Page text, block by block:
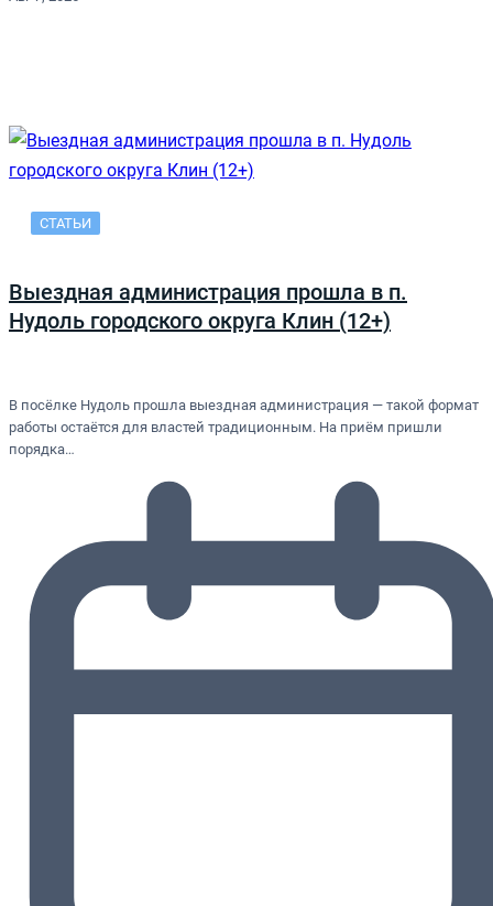
СТАТЬИ
Выездная администрация прошла в п.
Нудоль городского округа Клин (12+)
В посёлке Нудоль прошла выездная администрация — такой формат
работы остаётся для властей традиционным. На приём пришли
порядка…